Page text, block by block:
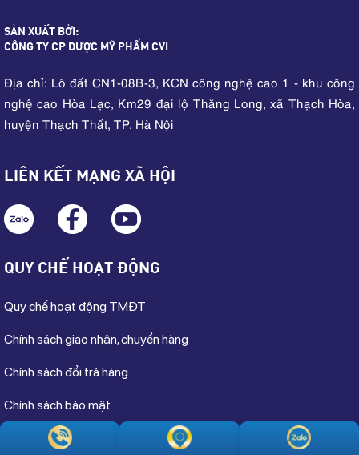
SẢN XUẤT BỞI:
CÔNG TY CP DƯỢC MỸ PHẨM CVI
Địa chỉ: Lô đất CN1-08B-3, KCN công nghệ cao 1 - khu công
nghệ cao Hòa Lạc, Km29 đại lộ Thăng Long, xã Thạch Hòa,
huyện Thạch Thất, TP. Hà Nội
LIÊN KẾT MẠNG XÃ HỘI
QUY CHẾ HOẠT ĐỘNG
Quy chế hoạt động TMĐT
Chính sách giao nhận, chuyển hàng
Chính sách đổi trả hàng
Chính sách bảo mật
Hướng dẫn mua hàng, thanh toán